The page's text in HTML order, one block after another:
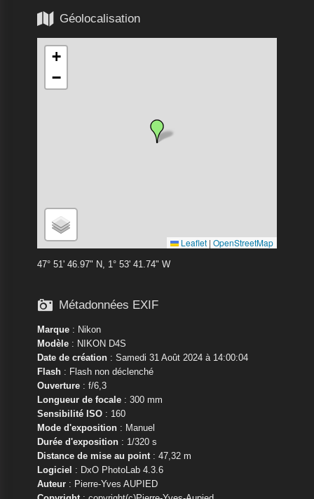
 Géolocalisation
+
−
Leaflet | OpenStreetMap
47° 51' 46.97" N, 1° 53' 41.74" W
 Métadonnées EXIF
Marque: Nikon
Modèle: NIKON D4S
Date de création: Samedi 31 Août 2024 à 14:00:04
Flash: Flash non déclenché
Ouverture: f/6,3
Longueur de focale: 300 mm
Sensibilité ISO: 160
Mode d'exposition: Manuel
Durée d'exposition: 1/320 s
Distance de mise au point: 47,32 m
Logiciel : DxO PhotoLab 4.3.6
Auteur: Pierre-Yves AUPIED